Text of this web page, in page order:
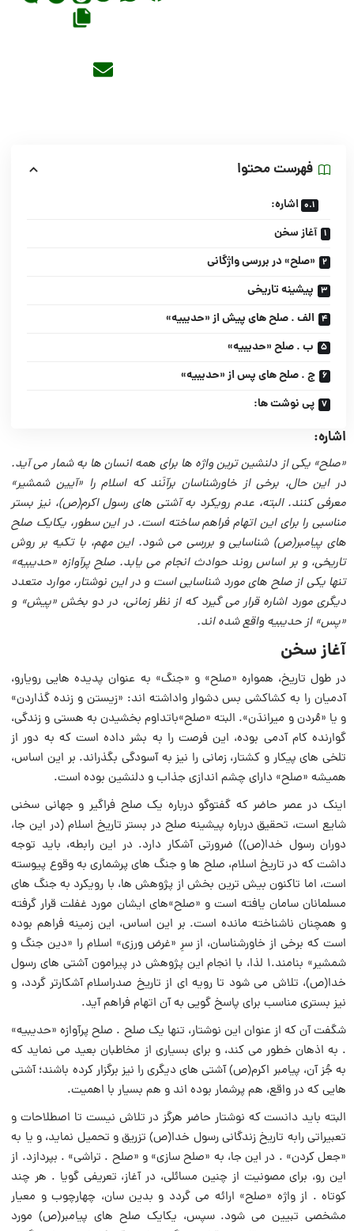
فهرست محتوا
اشاره:
آغاز سخن
«صلح» در بررسى واژگانى
پیشینه تاریخى
الف . صلح هاى پیش از «حدیبیه»
ب . صلح «حدیبیه»
ج . صلح هاى پس از «حدیبیه»
پى نوشت ها:
اشاره:
«صلح» یکى از دلنشین ترین واژه ها براى همه انسان ها به شمار مى آید.
در این حال، برخى از خاورشناسان برآنَند که اسلام را «آیین شمشیر»
معرفى کنند. البته، عدم رویکرد به آشتى هاى رسول اکرم(ص)، نیز بستر
مناسبى را براى این اتهام فراهم ساخته است. در این سطور، یکایک صلح
هاى پیامبر(ص) شناسایى و بررسى مى شود. این مهم، با تکیه بر روش
تاریخى، و بر اساس روند حوادث انجام مى یابد. صلح پرآوازه «حدیبیه»
تنها یکى از صلح هاى مورد شناسایى است و در این نوشتار، موارد متعدد
دیگرى مورد اشاره قرار مى گیرد که از نظر زمانى، در دو بخش «پیش» و
«پس» از حدیبیه واقع شده اند.
آغاز سخن
در طول تاریخ، همواره «صلح» و «جنگ» به عنوان پدیده هایى رویارو،
آدمیان را به کشاکشى بس دشوار واداشته اند: «زیستن و زنده گذاردن»
و یا «مُردن و میراندَن». البته «صلح»باتداوم بخشیدن به هستى و زندگى،
گوارنده کام آدمى بوده، این فرصت را به بشر داده است که به دور از
تلخى هاى پیکار و کشتار، زمانى را نیز به آسودگى بگذراند. بر این اساس،
همیشه «صلح» داراى چشم اندازى جذاب و دلنشین بوده است.
اینک در عصر حاضر که گفتوگو درباره یک صلح فراگیر و جهانى سخنى
شایع است، تحقیق درباره پیشینه صلح در بستر تاریخ اسلام (در این جا،
دوران رسول خدا(ص)) ضرورتى آشکار دارد. در این رابطه، باید توجه
داشت که در تاریخ اسلام، صلح ها و جنگ هاى پرشمارى به وقوع پیوسته
است، اما تاکنون بیش ترین بخش از پژوهش ها، با رویکرد به جنگ هاى
مسلمانان سامان یافته است و «صلح»هاى ایشان مورد غفلت قرار گرفته
و همچنان ناشناخته مانده است. بر این اساس، این زمینه فراهم بوده
است که برخى از خاورشناسان، از سرِ «غرض ورزى» اسلام را «دین جنگ و
شمشیر» بنامند.۱ لذا، با انجام این پژوهش در پیرامون آشتى هاى رسول
خدا(ص)، تلاش مى شود تا رویه اى از تاریخ صدراسلام آشکارتر گردد، و
نیز بسترى مناسب براى پاسخ گویى به آن اتهام فراهم آید.
شگفت آن که از عنوان این نوشتار، تنها یک صلح . صلح پرآوازه «حدیبیه»
. به اذهان خطور مى کند، و براى بسیارى از مخاطبان بعید مى نماید که
به جُز آن، پیامبر اکرم(ص) آشتى هاى دیگرى را نیز برگزار کرده باشند؛ آشتى
هایى که در واقع، هم پرشمار بوده اند و هم بسیار با اهمیت.
البته باید دانست که نوشتار حاضر هرگز در تلاش نیست تا اصطلاحات و
تعبیراتى رابه تاریخ زندگانى رسول خدا(ص) تزریق و تحمیل نماید، و یا به
«جعل کردن» . در این جا، به «صلح سازى» و «صلح . تراشى» . بپردازد. از
این رو، براى مصونیت از چنین مسائلى، در آغاز، تعریفى گویا . هر چند
کوتاه . از واژه «صلح» ارائه مى گردد و بدین سان، چهارچوب و معیار
مشخصى تبیین مى شود. سپس، یکایک صلح هاى پیامبر(ص) مورد